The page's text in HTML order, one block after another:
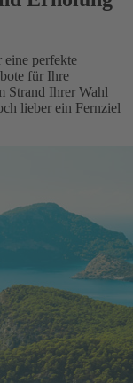
perfekte
für Ihre
Strand Ihrer Wahl
lieber ein Fernziel